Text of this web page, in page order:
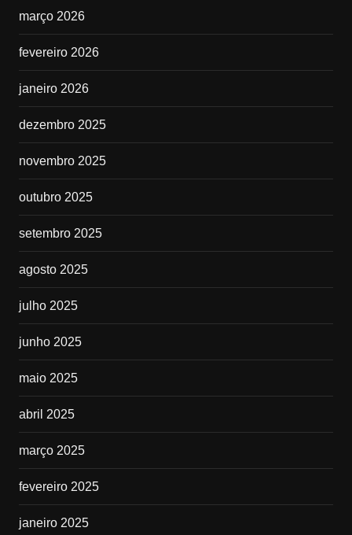
março 2026
fevereiro 2026
janeiro 2026
dezembro 2025
novembro 2025
outubro 2025
setembro 2025
agosto 2025
julho 2025
junho 2025
maio 2025
abril 2025
março 2025
fevereiro 2025
janeiro 2025